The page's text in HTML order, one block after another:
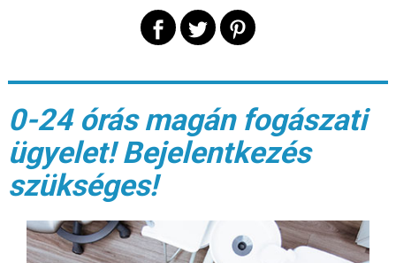
0-24 órás magán fogászati
ügyelet! Bejelentkezés
szükséges!